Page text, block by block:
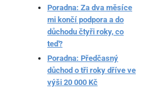
Poradna: Za dva měsíce
mi končí podpora a do
důchodu čtyři roky, co
teď?
Poradna: Předčasný
důchod o tři roky dříve ve
výši 20 000 Kč